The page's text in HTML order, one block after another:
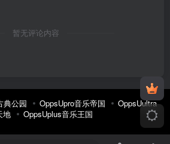
暂无评论内容
典公园 OppsUpro音乐帝国
OppsUultra
地
OppsUplus音乐王国